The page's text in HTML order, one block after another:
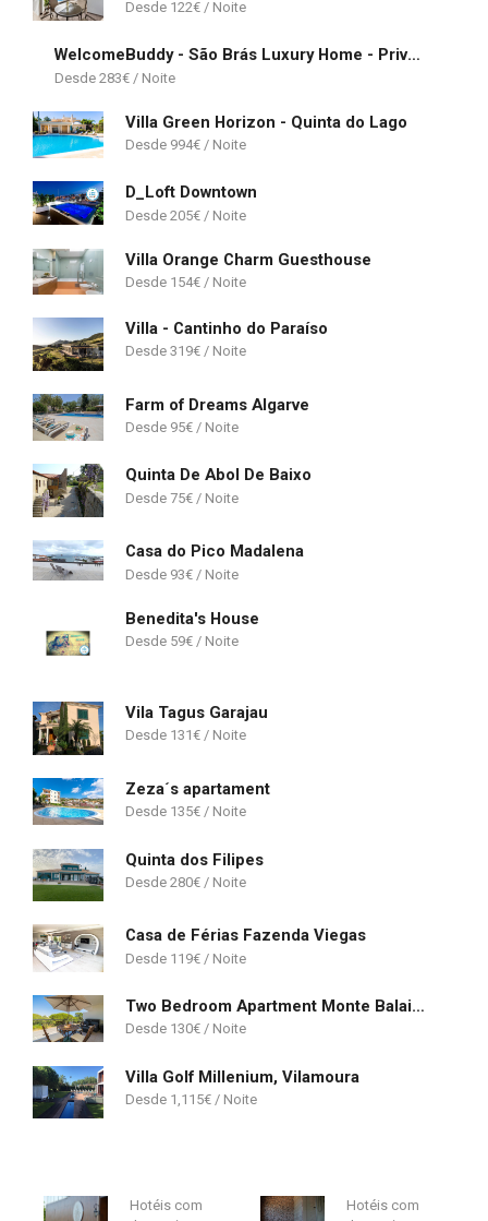
122€
WelcomeBuddy - São Brás Luxury Home - Private Jacuzzi & Garden
283€
Villa Green Horizon - Quinta do Lago
994€
D_Loft Downtown
205€
Villa Orange Charm Guesthouse
154€
Villa - Cantinho do Paraíso
319€
Farm of Dreams Algarve
95€
Quinta De Abol De Baixo
75€
Casa do Pico Madalena
93€
Benedita's House
59€
Vila Tagus Garajau
131€
Zeza´s apartament
135€
Quinta dos Filipes
280€
Casa de Férias Fazenda Viegas
119€
Two Bedroom Apartment Monte Balaia Albufeira
130€
Villa Golf Millenium, Vilamoura
1,115€
Hotéis com
Hotéis com